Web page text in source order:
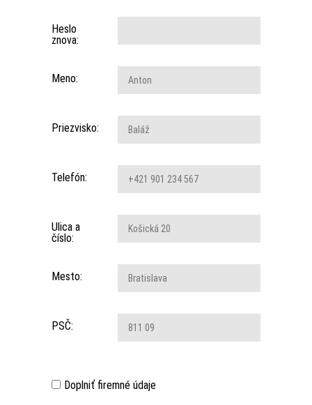
Heslo
znova:
Meno:
Priezvisko:
Telefón:
Ulica a
číslo:
Mesto:
PSČ:
Doplniť firemné údaje